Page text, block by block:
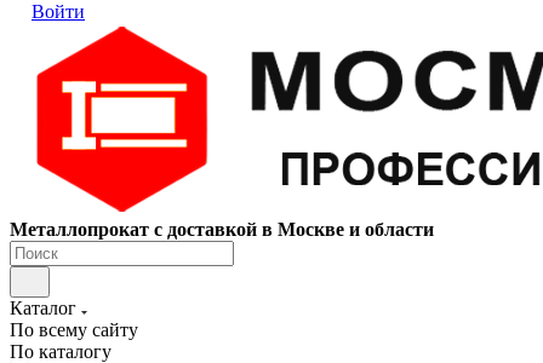
Войти
Металлопрокат с доставкой в Москве и области
Каталог
По всему сайту
По каталогу